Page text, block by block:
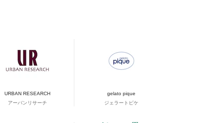
URBAN RESEARCH
アーバンリサーチ
gelato pique
ジェラートピケ